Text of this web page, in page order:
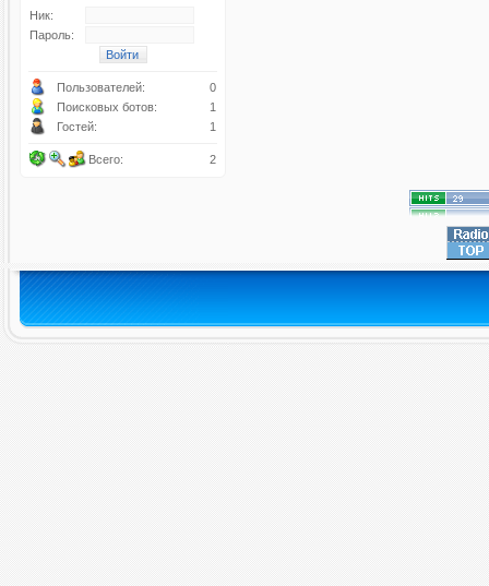
Ник:
Пароль:
Пользователей:
0
Поисковых ботов:
1
Гостей:
1
Всего: 2